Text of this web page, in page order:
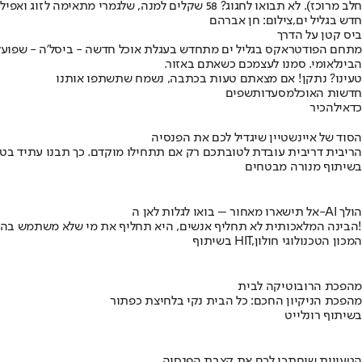
חלב מרוכז). לא תבואו לחגוג? 58 שקלים למנה, שלגמרי מתאימה לזוג ואפילו לשלושה סועדים.
חדש בגליל ים,צילום: חן אברהם
ביס קטן על הדרך
הבינלאומי. סמנו לעצמכם כשאתם באזור.
טעינו? נתקן! אם מצאתם טעות בכתבה, נשמח שתשתפו אותנו
חדשות האוכלמסעדותשפים
כדאילהכיר
הסוד של איינשטיין שיגדיל לכם את הפנסיה
הריבית דריבית עובדת לטובתכם רק אם תתחילו מוקדם. כך תבנו עתיד
בשיתוף מנורה מבטחים
אל תישארו מאחור – בואו לגלות לאן ה-AI הולך
הבינה המלאכותית לא תחליף אנשים, היא תחליף את מי שלא משתמש בה!
בשיתוף HIT,המכון הטכנולוגי חולון
מהפכת הרובוטיקה לבית
מהפכת הניקיון החכם: כל הבית נקי בלחיצת כפתור
בשיתוף רונלייט